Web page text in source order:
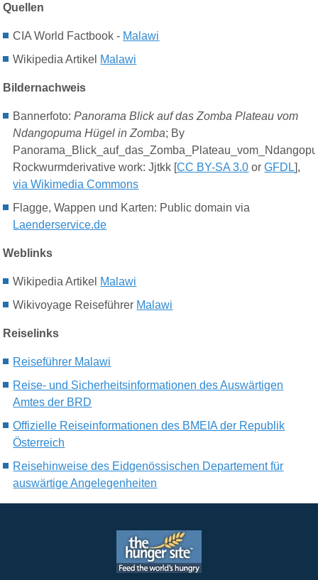
Quellen
CIA World Factbook - Malawi
Wikipedia Artikel Malawi
Bildernachweis
Bannerfoto: PanoramaBlick auf dasZomba Plateau vom
NdangopumaHügel inZomba; By
Rockwurmderivative work:Jjtkk [CC BY-SA 3.0 orGFDL],
via Wikimedia Commons
Flagge, Wappen und Karten: Public domain via
Laenderservice.de
Weblinks
Wikipedia Artikel Malawi
Wikivoyage Reiseführer Malawi
Reiselinks
Reiseführer Malawi
Reise- und Sicherheitsinformationen des Auswärtigen
Amtes der BRD
Offizielle Reiseinformationen des BMEIA der Republik
Österreich
Reisehinweise des Eidgenössischen Departement für
auswärtige Angelegenheiten